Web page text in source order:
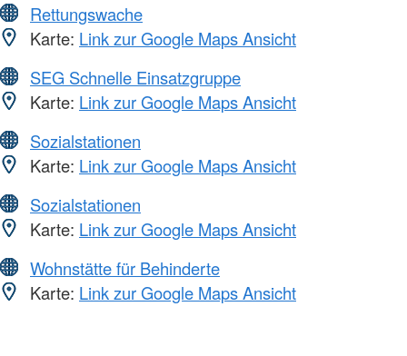
Rettungswache
Karte: Link zur Google Maps Ansicht
SEG Schnelle Einsatzgruppe
Karte: Link zur Google Maps Ansicht
Sozialstationen
Karte: Link zur Google Maps Ansicht
Sozialstationen
Karte: Link zur Google Maps Ansicht
Wohnstätte für Behinderte
Karte: Link zur Google Maps Ansicht